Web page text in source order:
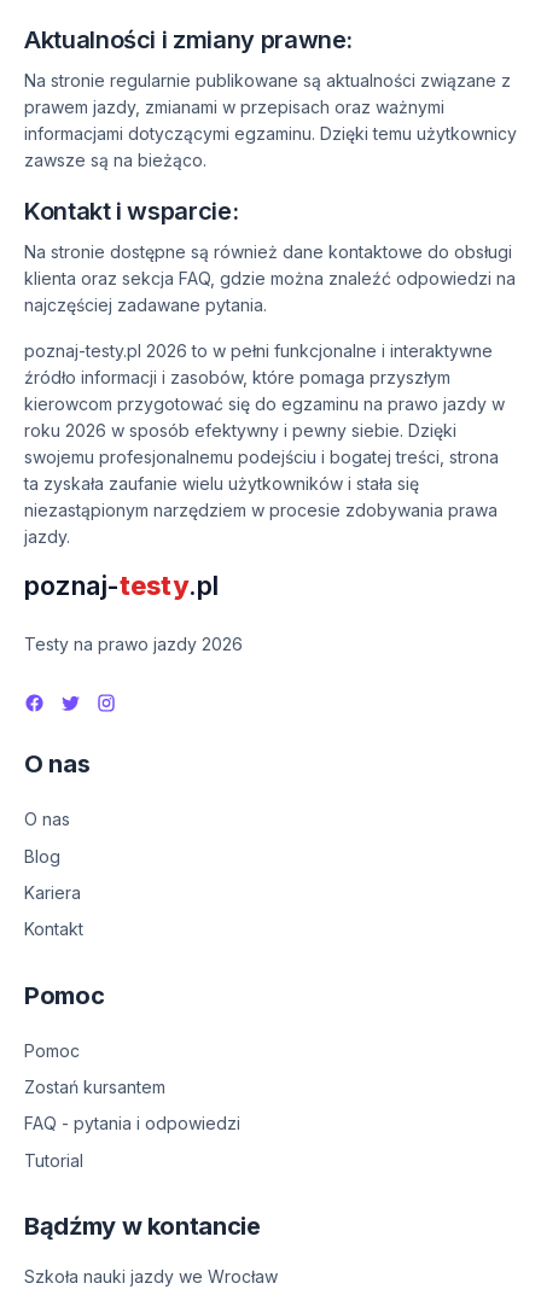
Aktualności i zmiany prawne:
Na stronie regularnie publikowane są aktualności związane z
prawem jazdy, zmianami w przepisach oraz ważnymi
informacjami dotyczącymi egzaminu. Dzięki temu użytkownicy
zawsze są na bieżąco.
Kontakt i wsparcie:
Na stronie dostępne są również dane kontaktowe do obsługi
klienta oraz sekcja FAQ, gdzie można znaleźć odpowiedzi na
najczęściej zadawane pytania.
poznaj-testy.pl 2026 to w pełni funkcjonalne i interaktywne
źródło informacji i zasobów, które pomaga przyszłym
kierowcom przygotować się do egzaminu na prawo jazdy w
roku 2026 w sposób efektywny i pewny siebie. Dzięki
swojemu profesjonalnemu podejściu i bogatej treści, strona
ta zyskała zaufanie wielu użytkowników i stała się
niezastąpionym narzędziem w procesie zdobywania prawa
jazdy.
poznaj-testy.pl
Testy na prawo jazdy 2026
O nas
O nas
Blog
Kariera
Kontakt
Pomoc
Pomoc
Zostań kursantem
FAQ - pytania i odpowiedzi
Tutorial
Bądźmy w kontancie
Szkoła nauki jazdy we Wrocław